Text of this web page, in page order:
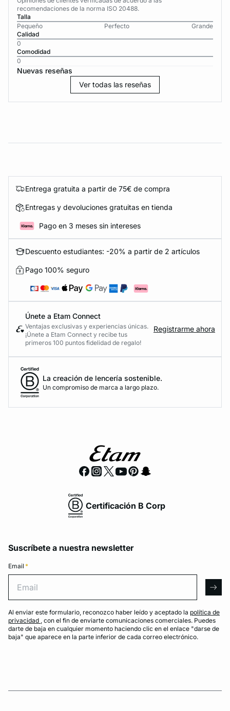
recomendaciones de la norma ISO 20488.
Talla
Pequeño
Perfecto
Grande
Calidad
0
Comodidad
0
Nuevas reseñas
Ver todas las reseñas
Entrega gratuita a partir de 75€ de compra
Entregas y devoluciones gratuitas en tienda
Pago en 3 meses sin intereses
Descuento estudiantes: -20% a partir de 2 artículos
Pago 100% seguro
Únete a Etam Connect
Ventajas exclusivas y experiencias únicas.
¡Únete a Etam Connect y recibe tus
primeros 100 puntos fidelidad de regalo!
Registrarme ahora
La creación de lencería sostenible.
Un compromiso de marca a largo plazo.
Certificación B Corp
Suscríbete a nuestra newsletter
Email *
Al enviar este formulario, reconozco haber leído y aceptado la política de
privacidad , con el fin de enviarte comunicaciones comerciales. Puedes
darte de baja en cualquier momento haciendo clic en el enlace "darse de
baja" que aparece en la parte inferior de cada correo electrónico.